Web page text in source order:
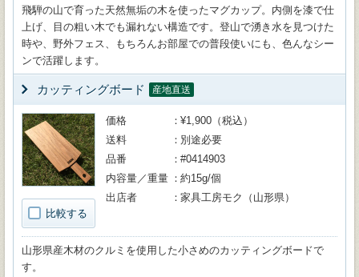
飛騨の山で育った天然無垢の木を使ったマグカップ。内側を漆で仕
上げ、目の粗い木でも漏れない構造です。登山で湧き水を見つけた
時や、野外フェス、もちろんお部屋での普段使いにも、色んなシー
ンで活躍します。
カッティングボード 産地直送
比較する
価格
¥1,900（税込）
送料
別途必要
品番
#0414903
内容量／重量
約15g/個
出店者
家具工房モク（山形県）
山形県産木材のクルミを使用した小さめのカッティングボードで
す。